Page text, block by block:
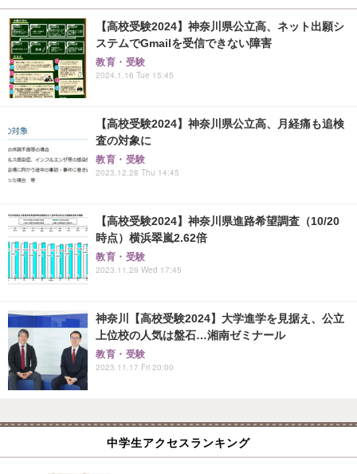
【高校受験2024】神奈川県公立高、ネット出願シ
ステムでGmailを受信できない障害
教育・受験
2024.1.16 Tue 15:45
【高校受験2024】神奈川県公立高、月経痛も追検
査の対象に
教育・受験
2023.12.28 Thu 14:45
【高校受験2024】神奈川県進路希望調査（10/20
時点）横浜翠嵐2.62倍
教育・受験
2023.11.29 Wed 17:45
神奈川【高校受験2024】大学進学を見据え、公立
上位校の人気は盤石…湘南ゼミナール
教育・受験
2023.11.17 Fri 20:00
中学生アクセスランキング